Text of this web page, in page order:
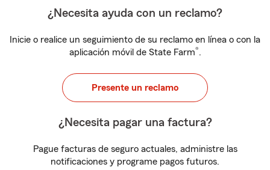
¿Necesita ayuda con un reclamo?
Inicie o realice un seguimiento de su reclamo en línea o con la
aplicación móvil de State Farm®.
Presente un reclamo
¿Necesita pagar una factura?
Pague facturas de seguro actuales, administre las
notificaciones y programe pagos futuros.